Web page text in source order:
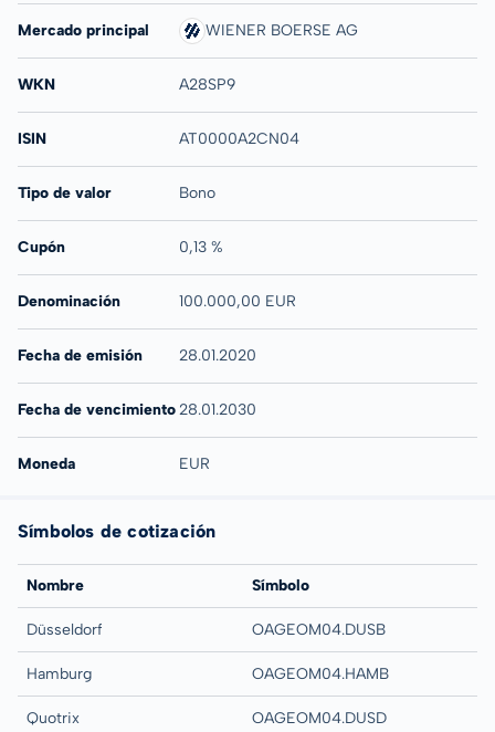
Mercado principal WIENER BOERSE AG
WKN A28SP9
ISIN AT0000A2CN04
Tipo de valor Bono
Cupón 0,13 %
Denominación 100.000,00 EUR
Fecha de emisión 28.01.2020
Fecha de vencimiento28.01.2030
Moneda EUR
Símbolos de cotización
Nombre Símbolo
Düsseldorf OAGEOM04.DUSB
Hamburg OAGEOM04.HAMB
Quotrix OAGEOM04.DUSD